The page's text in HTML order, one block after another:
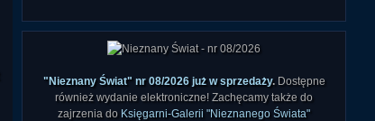
"Nieznany Świat" nr 08/2026 już w sprzedaży.Dostępne
również wydanie elektroniczne! Zachęcamy także do
zajrzenia do Księgarni-Galerii "Nieznanego Świata"